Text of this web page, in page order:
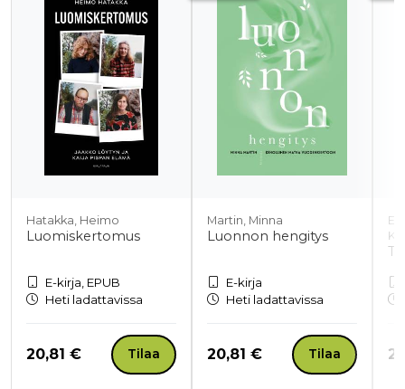
Hatakka, Heimo
Luomiskertomus
E-kirja, EPUB
Heti ladattavissa
Hinta nyt
20,81 € Tilaa
Martin, Minna
Luonnon hengitys
E-kirja
Heti ladattavissa
Hinta nyt
20,81 € Tilaa